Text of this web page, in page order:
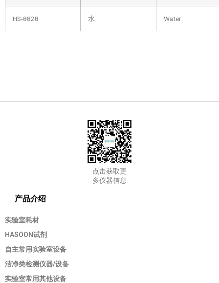
HS-8828 水 Water
点击获取更
多仪器信息
产品介绍
实验室耗材
HASOON试剂
自主常用实验室设备
洁净类检测仪器/设备
实验室常用其他设备